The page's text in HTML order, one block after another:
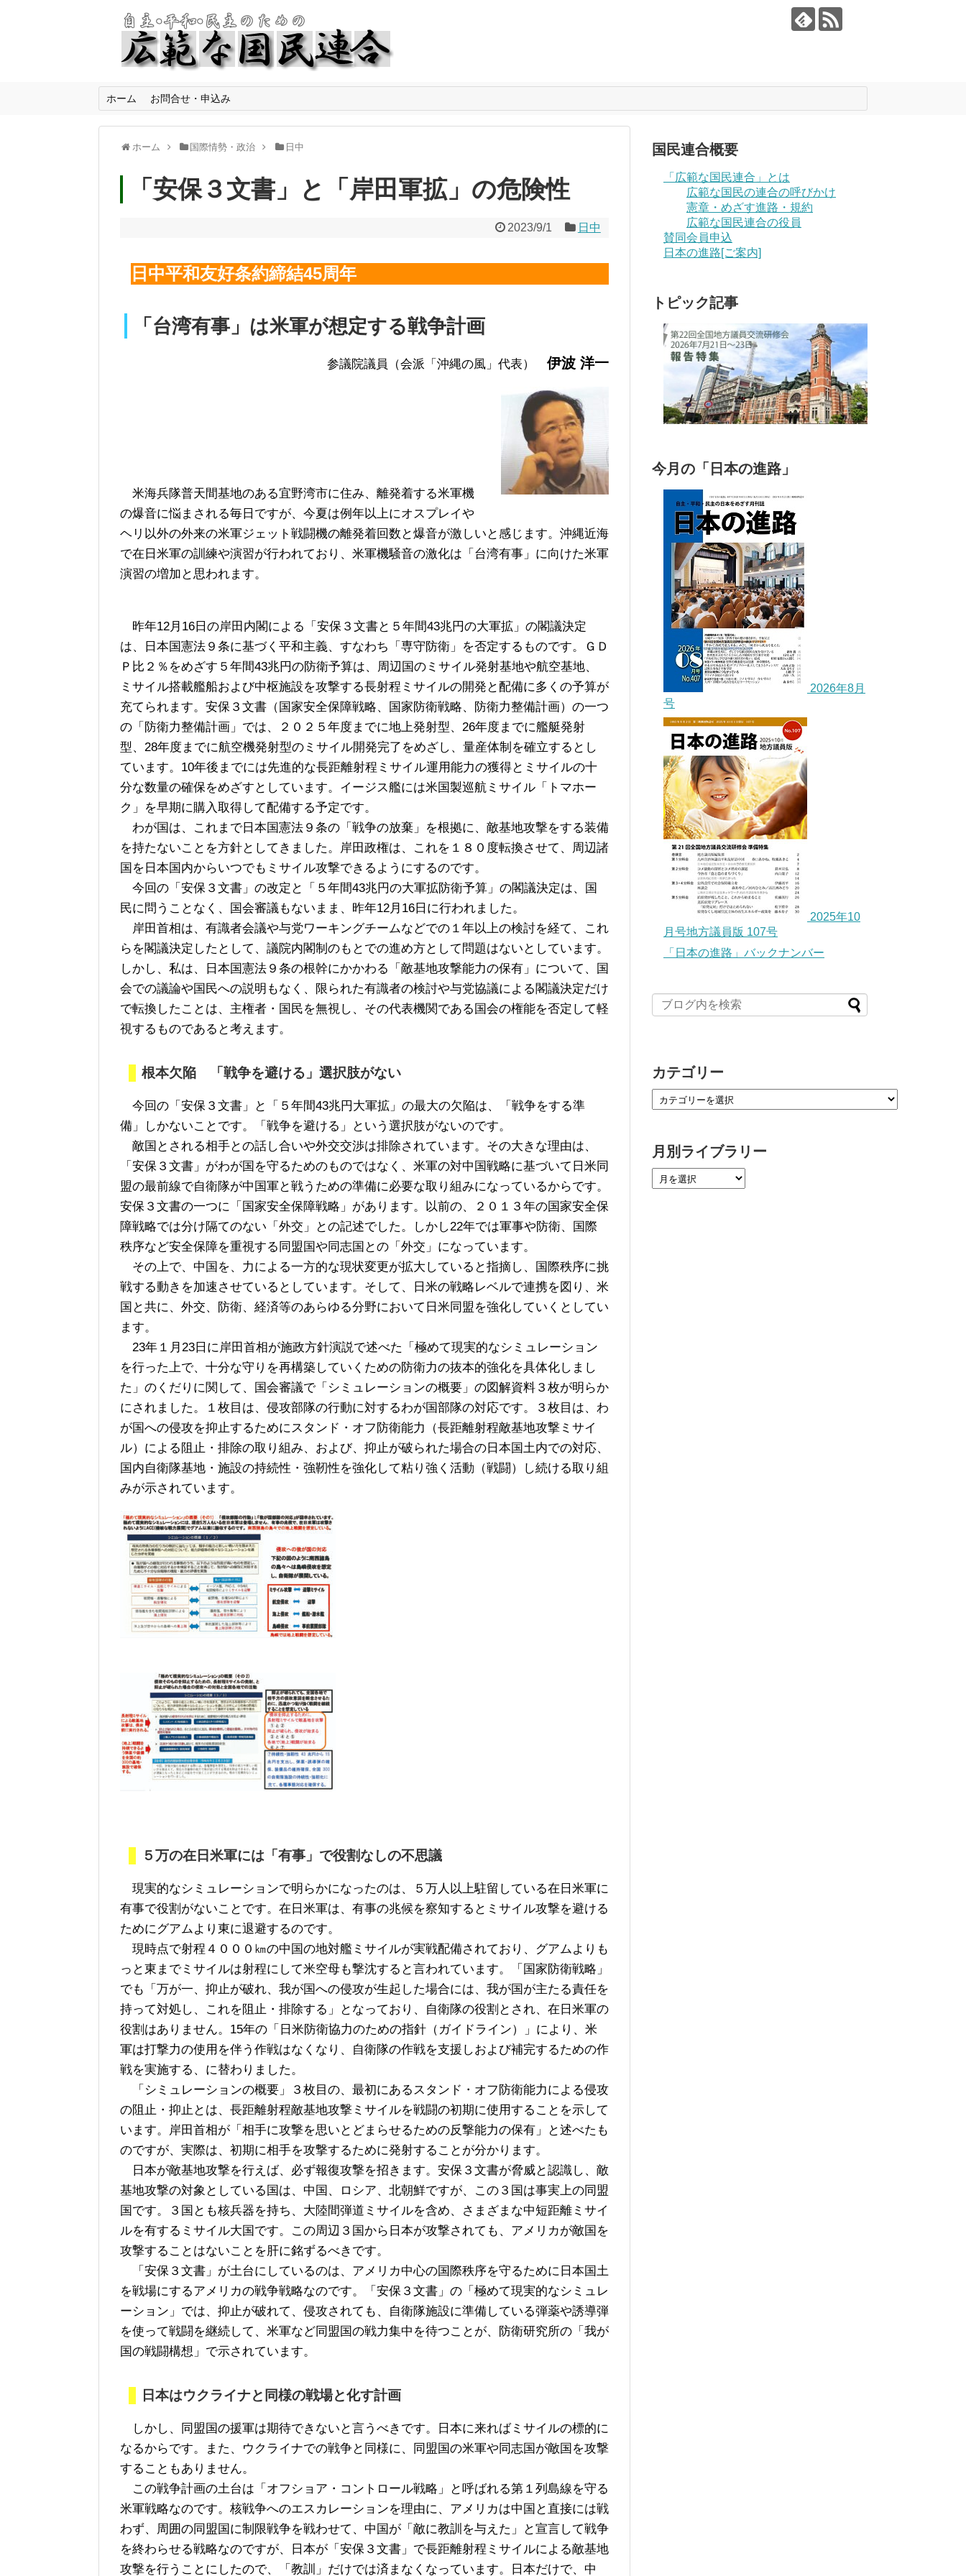
ホーム お問合せ・申込み
ホーム 国際情勢・政治 日中
「安保３文書」と「岸田軍拡」の危険性
2023/9/1 日中
日中平和友好条約締結45周年
「台湾有事」は米軍が想定する戦争計画
参議院議員（会派「沖縄の風」代表） 伊波 洋一
米海兵隊普天間基地のある宜野湾市に住み、離発着する米軍機
の爆音に悩まされる毎日ですが、今夏は例年以上にオスプレイや
ヘリ以外の外来の米軍ジェット戦闘機の離発着回数と爆音が激しいと感じます。沖縄近海
で在日米軍の訓練や演習が行われており、米軍機騒音の激化は「台湾有事」に向けた米軍
演習の増加と思われます。
昨年12月16日の岸田内閣による「安保３文書と５年間43兆円の大軍拡」の閣議決定
は、日本国憲法９条に基づく平和主義、すなわち「専守防衛」を否定するものです。ＧＤ
Ｐ比２％をめざす５年間43兆円の防衛予算は、周辺国のミサイル発射基地や航空基地、
ミサイル搭載艦船および中枢施設を攻撃する長射程ミサイルの開発と配備に多くの予算が
充てられます。安保３文書（国家安全保障戦略、国家防衛戦略、防衛力整備計画）の一つ
の「防衛力整備計画」では、２０２５年度までに地上発射型、26年度までに艦艇発射
型、28年度までに航空機発射型のミサイル開発完了をめざし、量産体制を確立するとし
ています。10年後までには先進的な長距離射程ミサイル運用能力の獲得とミサイルの十
分な数量の確保をめざすとしています。イージス艦には米国製巡航ミサイル「トマホー
ク」を早期に購入取得して配備する予定です。
わが国は、これまで日本国憲法９条の「戦争の放棄」を根拠に、敵基地攻撃をする装備
を持たないことを方針としてきました。岸田政権は、これを１８０度転換させて、周辺諸
国を日本国内からいつでもミサイル攻撃できるようにするのです。
今回の「安保３文書」の改定と「５年間43兆円の大軍拡防衛予算」の閣議決定は、国
民に問うことなく、国会審議もないまま、昨年12月16日に行われました。
岸田首相は、有識者会議や与党ワーキングチームなどでの１年以上の検討を経て、これ
らを閣議決定したとして、議院内閣制のもとでの進め方として問題はないとしています。
しかし、私は、日本国憲法９条の根幹にかかわる「敵基地攻撃能力の保有」について、国
会での議論や国民への説明もなく、限られた有識者の検討や与党協議による閣議決定だけ
で転換したことは、主権者・国民を無視し、その代表機関である国会の権能を否定して軽
視するものであると考えます。
根本欠陥 「戦争を避ける」選択肢がない
今回の「安保３文書」と「５年間43兆円大軍拡」の最大の欠陥は、「戦争をする準
備」しかないことです。「戦争を避ける」という選択肢がないのです。
敵国とされる相手との話し合いや外交交渉は排除されています。その大きな理由は、
「安保３文書」がわが国を守るためのものではなく、米軍の対中国戦略に基づいて日米同
盟の最前線で自衛隊が中国軍と戦うための準備に必要な取り組みになっているからです。
安保３文書の一つに「国家安全保障戦略」があります。以前の、２０１３年の国家安全保
障戦略では分け隔てのない「外交」との記述でした。しかし22年では軍事や防衛、国際
秩序など安全保障を重視する同盟国や同志国との「外交」になっています。
その上で、中国を、力による一方的な現状変更が拡大していると指摘し、国際秩序に挑
戦する動きを加速させているとしています。そして、日米の戦略レベルで連携を図り、米
国と共に、外交、防衛、経済等のあらゆる分野において日米同盟を強化していくとしてい
ます。
23年１月23日に岸田首相が施政方針演説で述べた「極めて現実的なシミュレーション
を行った上で、十分な守りを再構築していくための防衛力の抜本的強化を具体化しまし
た」のくだりに関して、国会審議で「シミュレーションの概要」の図解資料３枚が明らか
にされました。１枚目は、侵攻部隊の行動に対するわが国部隊の対応です。３枚目は、わ
が国への侵攻を抑止するためにスタンド・オフ防衛能力（長距離射程敵基地攻撃ミサイ
ル）による阻止・排除の取り組み、および、抑止が破られた場合の日本国土内での対応、
国内自衛隊基地・施設の持続性・強靭性を強化して粘り強く活動（戦闘）し続ける取り組
みが示されています。
５万の在日米軍には「有事」で役割なしの不思議
現実的なシミュレーションで明らかになったのは、５万人以上駐留している在日米軍に
有事で役割がないことです。在日米軍は、有事の兆候を察知するとミサイル攻撃を避ける
ためにグアムより東に退避するのです。
現時点で射程４０００㎞の中国の地対艦ミサイルが実戦配備されており、グアムよりも
っと東までミサイルは射程にして米空母も撃沈すると言われています。「国家防衛戦略」
でも「万が一、抑止が破れ、我が国への侵攻が生起した場合には、我が国が主たる責任を
持って対処し、これを阻止・排除する」となっており、自衛隊の役割とされ、在日米軍の
役割はありません。15年の「日米防衛協力のための指針（ガイドライン）」により、米
軍は打撃力の使用を伴う作戦はなくなり、自衛隊の作戦を支援しおよび補完するための作
戦を実施する、に替わりました。
「シミュレーションの概要」３枚目の、最初にあるスタンド・オフ防衛能力による侵攻
の阻止・抑止とは、長距離射程敵基地攻撃ミサイルを戦闘の初期に使用することを示して
います。岸田首相が「相手に攻撃を思いとどまらせるための反撃能力の保有」と述べたも
のですが、実際は、初期に相手を攻撃するために発射することが分かります。
日本が敵基地攻撃を行えば、必ず報復攻撃を招きます。安保３文書が脅威と認識し、敵
基地攻撃の対象としている国は、中国、ロシア、北朝鮮ですが、この３国は事実上の同盟
国です。３国とも核兵器を持ち、大陸間弾道ミサイルを含め、さまざまな中短距離ミサイ
ルを有するミサイル大国です。この周辺３国から日本が攻撃されても、アメリカが敵国を
攻撃することはないことを肝に銘ずるべきです。
「安保３文書」が土台にしているのは、アメリカ中心の国際秩序を守るために日本国土
を戦場にするアメリカの戦争戦略なのです。「安保３文書」の「極めて現実的なシミュレ
ーション」では、抑止が破れて、侵攻されても、自衛隊施設に準備している弾薬や誘導弾
を使って戦闘を継続して、米軍など同盟国の戦力集中を待つことが、防衛研究所の「我が
国の戦闘構想」で示されています。
日本はウクライナと同様の戦場と化す計画
しかし、同盟国の援軍は期待できないと言うべきです。日本に来ればミサイルの標的に
なるからです。また、ウクライナでの戦争と同様に、同盟国の米軍や同志国が敵国を攻撃
することもありません。
この戦争計画の土台は「オフショア・コントロール戦略」と呼ばれる第１列島線を守る
米軍戦略なのです。核戦争へのエスカレーションを理由に、アメリカは中国と直接には戦
わず、周囲の同盟国に制限戦争を戦わせて、中国が「敵に教訓を与えた」と宣言して戦争
を終わらせる戦略なのですが、日本が「安保３文書」で長距離射程ミサイルによる敵基地
攻撃を行うことにしたので、「教訓」だけでは済まなくなっています。日本だけで、中
国民連合概要
「広範な国民連合」とは
広範な国民の連合の呼びかけ
憲章・めざす進路・規約
広範な国民連合の役員
賛同会員申込
日本の進路[ご案内]
トピック記事
今月の「日本の進路」
2026年8月
号
2025年10
月号地方議員版 107号
「日本の進路」バックナンバー
カテゴリー
月別ライブラリー